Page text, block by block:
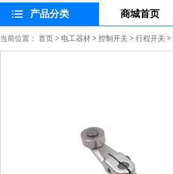
产品分类 商城首页
当前位置： 首页 > 电工器材 > 控制开关 > 行程开关 >